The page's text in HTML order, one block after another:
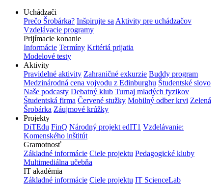
Uchádzači
Prečo Šrobárka? Inšpirujte sa Aktivity pre uchádzačov
Vzdelávacie programy
Prijímacie konanie
Informácie Termíny Kritériá prijatia
Modelové testy
Aktivity
Pravidelné aktivity Zahraničné exkurzie Buddy program
Medzinárodná cena vojvodu z Edinburghu Študentské slovo
Naše podcasty Debatný klub Turnaj mladých fyzikov
Študentská firma Červené stužky Mobilný odber krvi Zelená
Šrobárka Záujmové krúžky
Projekty
DiTEdu FinQ Národný projekt edIT1 Vzdelávanie:
Komenského inštitút
Gramotnosť
Základné informácie Ciele projektu Pedagogické kluby
Multimediálna učebňa
IT akadémia
Základné informácie Ciele projektu IT ScienceLab